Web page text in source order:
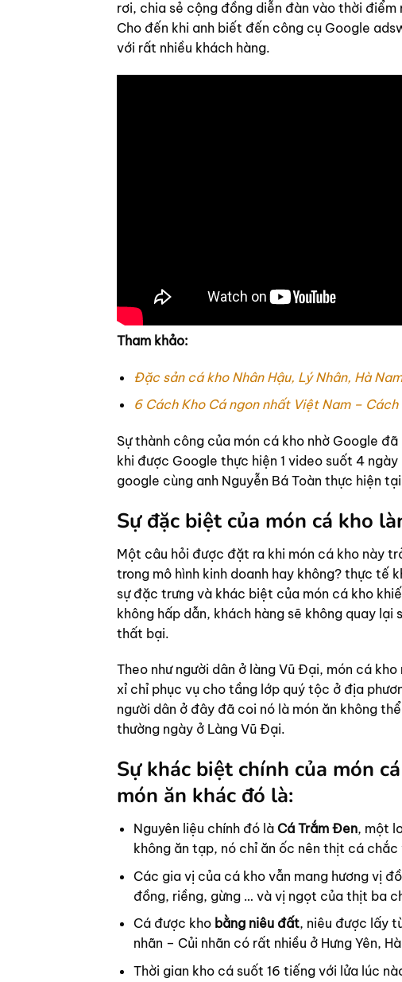
rơi, chia sẻ cộng đồng diễn đàn vào thời điểm
Cho đến khi anh biết đến công cụ Google
với rất nhiều khách hàng.
Tham khảo:
Đặc sản cá kho Nhân Hậu, Lý Nhân, Hà
6 Cách Kho Cá ngon nhất Việt Nam –
Sự thành công của món cá kho nhờ Google
khi được Google thực hiện 1 video suốt 4
google cùng anh Nguyễn Bá Toàn thực hiện
Sự đặc biệt của món cá kho
Một câu hỏi được đặt ra khi món cá kho này
trong mô hình kinh doanh hay không? thực tế
sự đặc trưng và khác biệt của món cá kho
không hấp dẫn, khách hàng sẽ không quay
thất bại.
Theo như người dân ở làng Vũ Đại, món cá
xỉ chỉ phục vụ cho tầng lớp quý tộc ở địa
người dân ở đây đã coi nó là món ăn không
thường ngày ở Làng Vũ Đại.
Sự khác biệt chính của món
món ăn khác đó là:
Nguyên liệu chính đó là Cá Trắm Đen, một
không ăn tạp, nó chỉ ăn ốc nên thịt cá
Các gia vị của cá kho vẫn mang hương vị
đồng, riềng, gừng … và vị ngọt của thịt ba
Cá được kho bằng niêu đất, niêu được lấy
nhãn – Củi nhãn có rất nhiều ở Hưng Yên,
Thời gian kho cá suốt 16 tiếng với lửa lúc